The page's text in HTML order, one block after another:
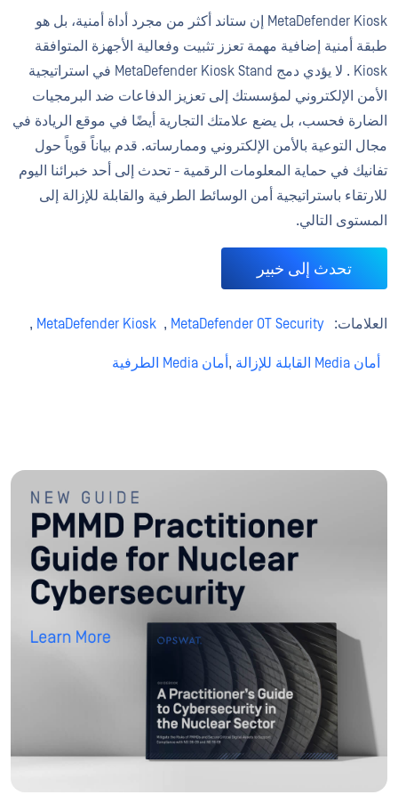
MetaDefender Kiosk إن ستاند أكثر من مجرد أداة أمنية، بل هو
طبقة أمنية إضافية مهمة تعزز تثبيت وفعالية الأجهزة المتوافقة
Kiosk . لا يؤدي دمج MetaDefender Kiosk Stand في استراتيجية
الأمن الإلكتروني لمؤسستك إلى تعزيز الدفاعات ضد البرمجيات
الضارة فحسب، بل يضع علامتك التجارية أيضًا في موقع الريادة في
مجال التوعية بالأمن الإلكتروني وممارساته. قدم بياناً قوياً حول
تفانيك في حماية المعلومات الرقمية - تحدث إلى أحد خبرائنا اليوم
للارتقاء باستراتيجية أمن الوسائط الطرفية والقابلة للإزالة إلى
المستوى التالي.
تحدث إلى خبير
العلامات: MetaDefender OT Security
,
MetaDefender Kiosk
,
أمان Media القابلة للإزالة , أمان Media الطرفية